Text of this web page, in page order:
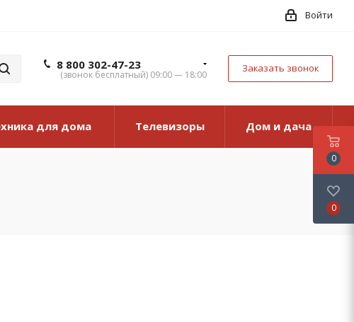
Войти
8 800 302-47-23
(звонок бесплатный) 09:00 — 18:00
Заказать звонок
для дома Телевизоры Дом и дача
0
0